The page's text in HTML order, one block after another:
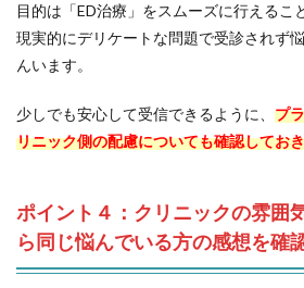
目的は「ED治療」をスムーズに行えるこ
現実的にデリケートな問題で受診されず
んいます。
少しでも安心して受信できるように、 プ
リニック側の配慮についても確認してお
ポイント４：クリニックの雰囲
ら同じ悩んでいる方の感想を確